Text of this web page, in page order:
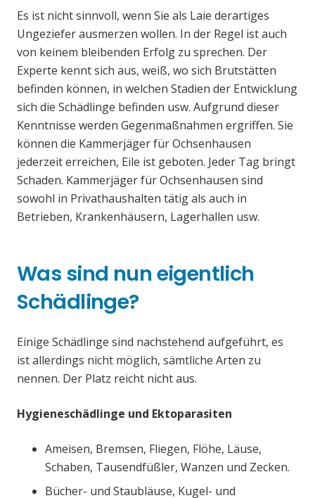
Es ist nicht sinnvoll, wenn Sie als Laie derartiges
Ungeziefer ausmerzen wollen. In der Regel ist auch
von keinem bleibenden Erfolg zu sprechen. Der
Experte kennt sich aus, weiß, wo sich Brutstätten
befinden können, in welchen Stadien der Entwicklung
sich die Schädlinge befinden usw. Aufgrund dieser
Kenntnisse werden Gegenmaßnahmen ergriffen. Sie
können die Kammerjäger für Ochsenhausen
jederzeit erreichen, Eile ist geboten. Jeder Tag bringt
Schaden. Kammerjäger für Ochsenhausen sind
sowohl in Privathaushalten tätig als auch in
Betrieben, Krankenhäusern, Lagerhallen usw.
Was sind nun eigentlich
Schädlinge?
Einige Schädlinge sind nachstehend aufgeführt, es
ist allerdings nicht möglich, sämtliche Arten zu
nennen. Der Platz reicht nicht aus.
Hygieneschädlinge und Ektoparasiten
Ameisen, Bremsen, Fliegen, Flöhe, Läuse,
Schaben, Tausendfüßler, Wanzen und Zecken.
Bücher- und Staubläuse, Kugel- und